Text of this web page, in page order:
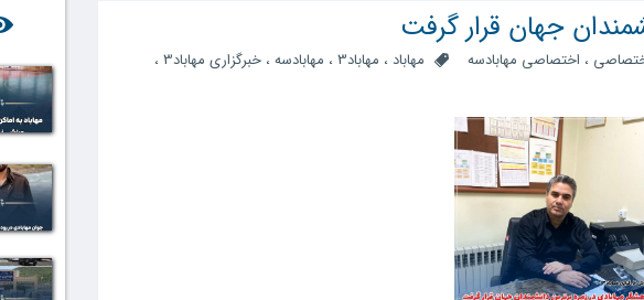
جهان قرار گرفت
، اختصاصی مهابادسه مهاباد ، مهاباد3 ، مهابادسه ،خبرگزاری مهاباد3
،